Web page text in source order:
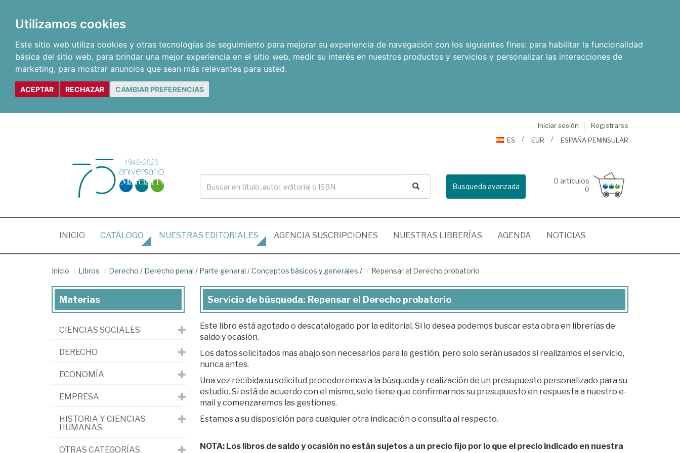
Utilizamos cookies
Este sitio web utiliza cookies y otras tecnologías de seguimiento para mejorar su experiencia de navegación con los siguientes fines: para habilitar la funcionalidad
básica del sitio web, para brindar una mejor experiencia en el sitio web, medir su interés en nuestros productos y servicios y personalizar las interacciones de
marketing, para mostrar anuncios que sean más relevantes para usted.
ACEPTAR RECHAZAR CAMBIAR PREFERENCIAS
Iniciar sesión
Registrarse
ES
EUR ESPAÑA PENINSULAR
Busqueda avanzada
0 artículos
0
INICIO (CURRENT)
CATÁLOGO NUESTRAS EDITORIALES AGENCIA SUSCRIPCIONES NUESTRAS LIBRERÍAS AGENDA NOTICIAS
Inicio Libros Derecho / Derecho penal / Parte general /Conceptos básicos y generales / Repensar el Derecho probatorio
Servicio de búsqueda: Repensar el Derecho probatorio
Este libro está agotado o descatalogado por la editorial. Si lo desea podemos buscar esta obra en librerías de
saldo y ocasión.
Los datos solicitados mas abajo son necesarios para la gestión, pero solo serán usados si realizamos el servicio,
nunca antes.
Una vez recibida su solicitud procederemos a la búsqueda y realización de un presupuesto personalizado para su
estudio. Si está de acuerdo con el mismo, solo tiene que confirmarnos su presupuesto en respuesta a nuestro e-
mail y comenzaremos las gestiones.
Estamos a su disposición para cualquier otra indicación o consulta al respecto.
NOTA: Los libros de saldo y ocasión no están sujetos a un precio fijo por lo que el precio indicado en nuestra
Materias
CIENCIAS SOCIALES
DERECHO
ECONOMÍA
EMPRESA
HISTORIA Y CIENCIAS
HUMANAS
OTRAS CATEGORÍAS